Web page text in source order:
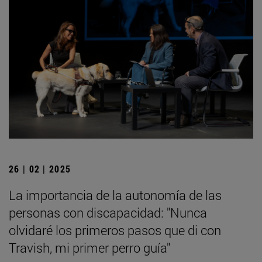
26 | 02 | 2025
La importancia de la autonomía de las
personas con discapacidad: "Nunca
olvidaré los primeros pasos que di con
Travish, mi primer perro guía"